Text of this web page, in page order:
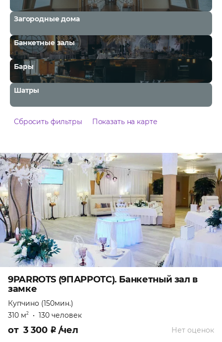
Загородные дома
Банкетные залы
Бары
Шатры
Сбросить фильтры Показать на карте
9PARROTS (9ПАРРОТС). Банкетный зал в
замке
Купчино (150мин.)
310 м2 • 130 человек
Нет оценок
от 3 300 ₽ /чел